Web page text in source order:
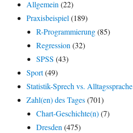
Allgemein (22)
Praxisbeispiel (189)
R-Programmierung(85)
Regression (32)
SPSS (43)
Sport(49)
Statistik-Sprech vs. Alltagssprache
Zahl(en) des Tages(701)
Chart-Geschichte(n)(7)
Dresden (475)